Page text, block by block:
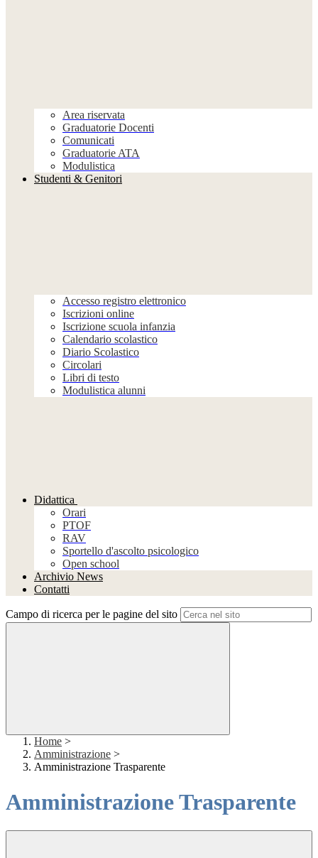
Area riservata
Graduatorie Docenti
Comunicati
Graduatorie ATA
Modulistica
Studenti & Genitori
Accesso registro elettronico
Iscrizioni online
Iscrizione scuola infanzia
Calendario scolastico
Diario Scolastico
Circolari
Libri di testo
Modulistica alunni
Didattica
Orari
PTOF
RAV
Sportello d'ascolto psicologico
Open school
Archivio News
Contatti
Campo di ricerca per le pagine del sito
Home >
Amministrazione >
Amministrazione Trasparente
Amministrazione Trasparente